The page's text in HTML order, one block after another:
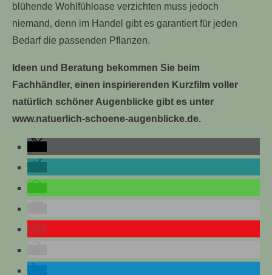
blühende Wohlfühloase verzichten muss jedoch
niemand, denn im Handel gibt es garantiert für jeden
Bedarf die passenden Pflanzen.
Ideen und Beratung bekommen Sie beim
Fachhändler, einen inspirierenden Kurzfilm voller
natürlich schöner Augenblicke gibt es unter
www.natuerlich-schoene-augenblicke.de.